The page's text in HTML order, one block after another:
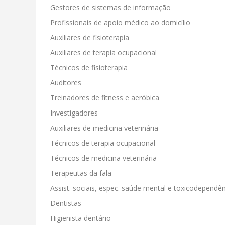
Gestores de sistemas de informação
Profissionais de apoio médico ao domicílio
Auxiliares de fisioterapia
Auxiliares de terapia ocupacional
Técnicos de fisioterapia
Auditores
Treinadores de fitness e aeróbica
Investigadores
Auxiliares de medicina veterinária
Técnicos de terapia ocupacional
Técnicos de medicina veterinária
Terapeutas da fala
Assist. sociais, espec. saúde mental e
Dentistas
Higienista dentário